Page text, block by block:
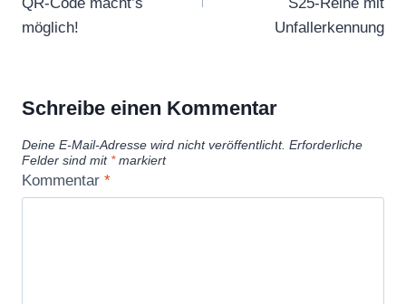
möglich!
Unfallerkennung
Schreibe einen Kommentar
Deine E-Mail-Adresse wird nicht veröffentlicht. Erforderliche
Felder sind mit *markiert
Kommentar *